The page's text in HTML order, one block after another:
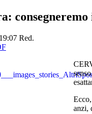
Red.
anzi,